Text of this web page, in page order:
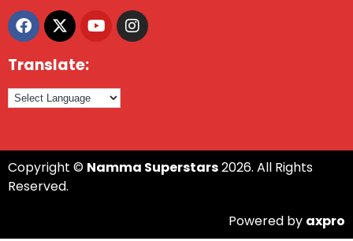
Translate:
Copyright © Namma Superstars2026. All Rights
Reserved.
Powered by axpro